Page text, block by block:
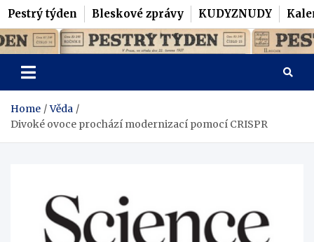
Pestrý týden Bleskové zprávy KUDYZNUDY
Skip
to
content
Pestrý Týden
Home
Věda
Divoké ovoce prochází modernizací pomocí CRISPR